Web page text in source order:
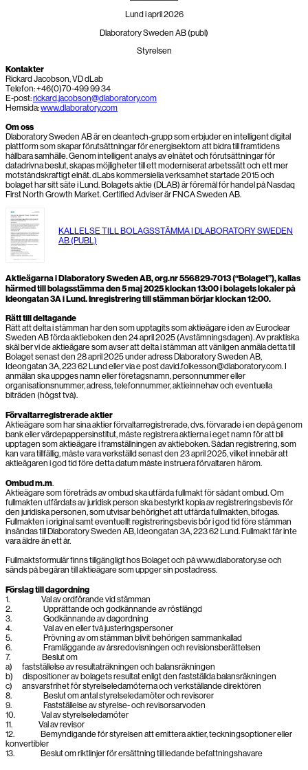
Lund i april 2026
Dlaboratory Sweden AB (publ)
Styrelsen
Kontakter
Rickard Jacobson, VD dLab
Telefon: +46(0)70-499 99 34
E-post:rickard.jacobson@dlaboratory.com
Hemsida:www.dlaboratory.com
Om oss
Dlaboratory Sweden AB är en cleantech-grupp som erbjuder en intelligent digital
plattform som skapar förutsättningar för energisektorn att bidra till framtidens
hållbara samhälle. Genom intelligent analys av elnätet och förutsättningar för
datadrivna beslut, skapas möjligheter till ett moderniserat arbetssätt och ett mer
motståndskraftigt elnät. dLabs kommersiella verksamhet startade 2015 och
bolaget har sitt säte i Lund. Bolagets aktie (DLAB) är föremål för handel på Nasdaq
First North Growth Market. Certified Adviser är FNCA Sweden AB.
KALLELSE TILL BOLAGSSTÄMMA I DLABORATORY SWEDEN
AB (PUBL)
Aktieägarna i Dlaboratory Sweden AB, org.nr 556829-7013 (“Bolaget”), kallas
härmed till bolagsstämma den 5 maj 2025 klockan 13:00 i bolagets lokaler på
Ideongatan 3A i Lund. Inregistrering till stämman börjar klockan 12:00.
Rätt till deltagande
Rätt att delta i stämman har den som upptagits som aktieägare i den av Euroclear
Sweden AB förda aktieboken den 24 april 2025 (Avstämningsdagen). Av praktiska
skäl ber vi de aktieägare som avser att delta i stämman att vänligen anmäla detta till
Bolaget senast den 28 april 2025 under adress Dlaboratory Sweden AB,
Ideongatan 3A, 223 62 Lund eller via e post david.folkesson@dlaboratory.com. I
anmälan ska uppges namn eller företagsnamn, personnummer eller
organisationsnummer, adress, telefonnummer, aktieinnehav och eventuella
biträden (högst två).
Förvaltarregistrerade aktier
Aktieägare som har sina aktier förvaltarregistrerade, dvs. förvarade i en depå genom
bank eller värdepappersinstitut, måste registrera aktierna i eget namn för att bli
upptagen som aktieägare i framställningen av aktieboken. Sådan registrering, som
kan vara tillfällig, måste vara verkställd senast den 23 april 2025, vilket innebär att
aktieägaren i god tid före detta datum måste instruera förvaltaren härom.
Ombud m.m.
Aktieägare som företräds av ombud ska utfärda fullmakt för sådant ombud. Om
fullmakten utfärdats av juridisk person ska bestyrkt kopia av registreringsbevis för
den juridiska personen, som utvisar behörighet att utfärda fullmakten, bifogas.
Fullmakten i original samt eventuellt registreringsbevis bör i god tid före stämman
insändas till Dlaboratory Sweden AB, Ideongatan 3A, 223 62 Lund. Fullmakt får inte
vara äldre än ett år.
Fullmaktsformulär finns tillgängligt hos Bolaget och på www.dlaboratory.se och
sänds på begäran till aktieägare som uppger sin postadress.
Förslag till dagordning
1. Val av ordförande vid stämman
2. Upprättande och godkännande av röstlängd
3. Godkännande av dagordning
4. Val av en eller två justeringspersoner
5. Prövning av om stämman blivit behörigen sammankallad
6. Framläggande av årsredovisningen och revisionsberättelsen
7. Beslut om
a) fastställelse av resultaträkningen och balansräkningen
b) dispositioner av bolagets resultat enligt den fastställda balansräkningen
c) ansvarsfrihet för styrelseledamöterna och verkställande direktören
8. Beslut om antal styrelseledamöter och revisorer
9. Fastställelse av styrelse- och revisorsarvoden
10. Val av styrelseledamöter
11. Val av revisor
12. Bemyndigande för styrelsen att emittera aktier, teckningsoptioner eller
konvertibler
13. Beslut om riktlinjer för ersättning till ledande befattningshavare